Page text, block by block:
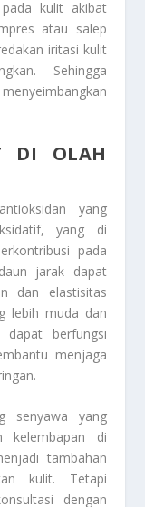
kulit akibat
atau salep
iritasi kulit
Sehingga
DI OLAH
yang
yang di
pada
jarak dapat
dan elastisitas
lebih muda dan
berfungsi
menjaga
senyawa yang
kelembapan di
tambahan
kulit. Tetapi
dengan